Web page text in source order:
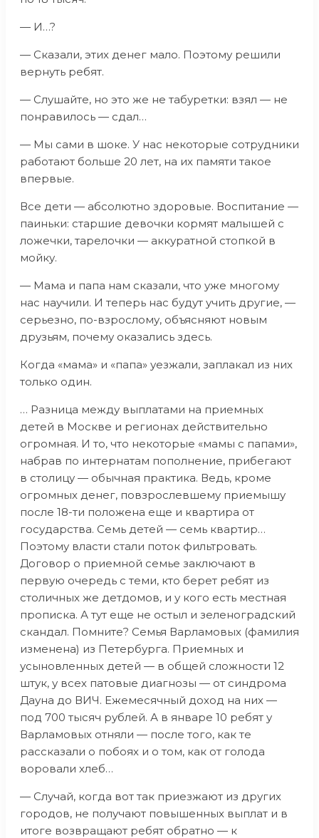
— И…?
— Сказали, этих денег мало. Поэтому решили
вернуть ребят.
— Слушайте, но это же не табуретки: взял — не
понравилось — сдал…
— Мы сами в шоке. У нас некоторые сотрудники
работают больше 20 лет, на их памяти такое
впервые.
Все дети — абсолютно здоровые. Воспитание —
паиньки: старшие девочки кормят малышей с
ложечки, тарелочки — аккуратной стопкой в
мойку.
— Мама и папа нам сказали, что уже многому
нас научили. И теперь нас будут учить другие, —
серьезно, по-взрослому, объясняют новым
друзьям, почему оказались здесь.
Когда «мама» и «папа» уезжали, заплакал из них
только один.
… Разница между выплатами на приемных
детей в Москве и регионах действительно
огромная. И то, что некоторые «мамы с папами»,
набрав по интернатам пополнение, прибегают
в столицу — обычная практика. Ведь, кроме
огромных денег, повзрослевшему приемышу
после 18-ти положена еще и квартира от
государства. Семь детей — семь квартир…
Поэтому власти стали поток фильтровать.
Договор о приемной семье заключают в
первую очередь с теми, кто берет ребят из
столичных же детдомов, и у кого есть местная
прописка. А тут еще не остыл и зеленоградский
скандал. Помните? Семья Варламовых (фамилия
изменена) из Петербурга. Приемных и
усыновленных детей — в общей сложности 12
штук, у всех патовые диагнозы — от синдрома
Дауна до ВИЧ. Ежемесячный доход на них —
под 700 тысяч рублей. А в январе 10 ребят у
Варламовых отняли — после того, как те
рассказали о побоях и о том, как от голода
воровали хлеб…
— Случай, когда вот так приезжают из других
городов, не получают повышенных выплат и в
итоге возвращают ребят обратно — к